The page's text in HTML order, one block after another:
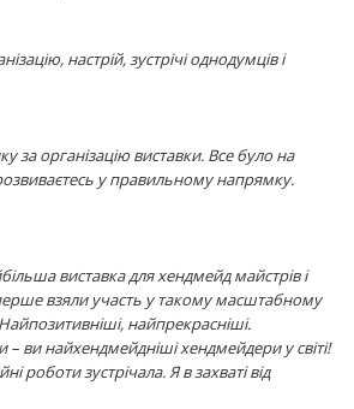
настрій, зустрічі однодумців і
за організацію виставки. Все було на
у правильному напрямку.
виставка для хендмейд майстрів і
взяли участь у такому масштабному
найпрекрасніші.
ви найхендмейдніші хендмейдери у світі!
роботи зустрічала. Я в захваті від